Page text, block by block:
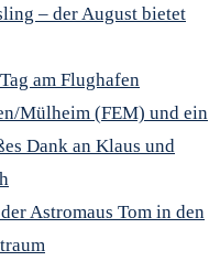
– der August bietet
am Flughafen
Mülheim (FEM) und ein
Dank an Klaus und
Astromaus Tom in den